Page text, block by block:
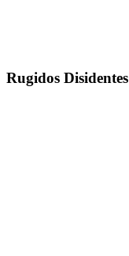
Rugidos Disidentes